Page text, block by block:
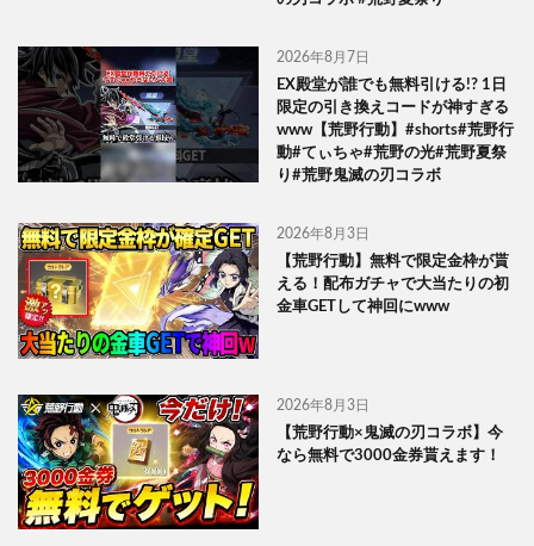
2026年8月7日
EX殿堂が誰でも無料引ける!? 1日
限定の引き換えコードが神すぎる
www【荒野行動】#shorts#荒野行
動#てぃちゃ#荒野の光#荒野夏祭
り#荒野鬼滅の刃コラボ
2026年8月3日
【荒野行動】無料で限定金枠が貰
える！配布ガチャで大当たりの初
金車GETして神回にwww
2026年8月3日
【荒野行動×鬼滅の刃コラボ】今
なら無料で3000金券貰えます！